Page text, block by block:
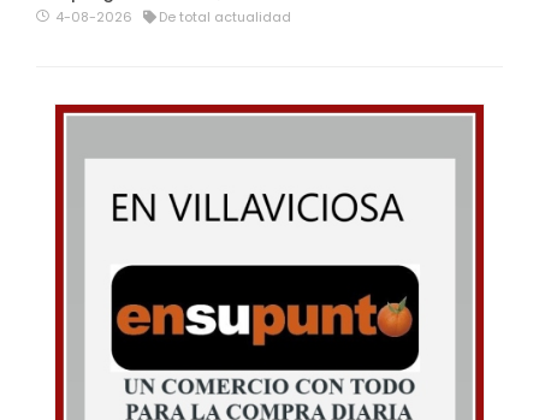
4-08-2026 De total actualidad